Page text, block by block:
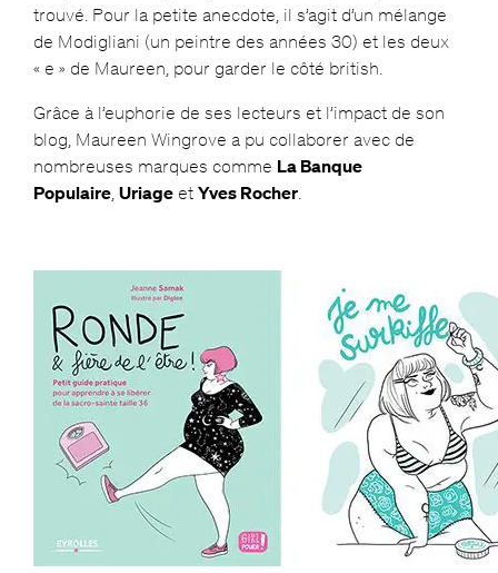
trouvé. Pour la petite anecdote, il s’agit d’un mélange
de Modigliani (un peintre des années 30) et les deux
« e » de Maureen, pour garder le côté british.
Grâce à l’euphorie de ses lecteurs et l’impact de son
blog, Maureen Wingrove a pu collaborer avec de
nombreuses marques comme La Banque
Populaire, Uriageet Yves Rocher.